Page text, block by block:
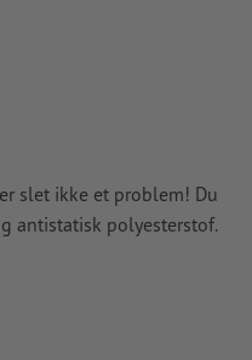
slet ikke et problem! Du
antistatisk polyesterstof.